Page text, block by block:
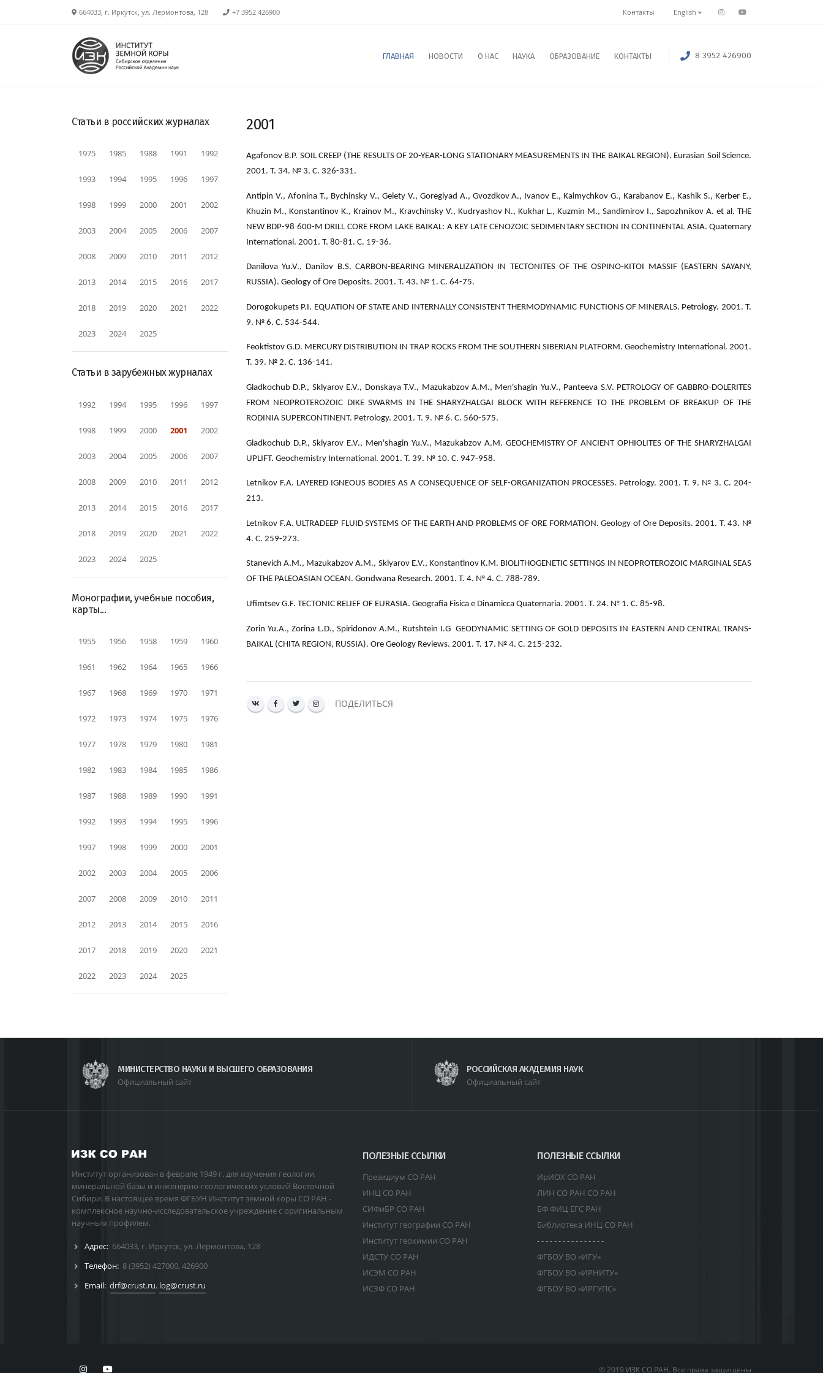
664033, г. Иркутск, ул. Лермонтова, 128 +7 3952 426900 Контакты English
ГЛАВНАЯ НОВОСТИ О НАС НАУКА ОБРАЗОВАНИЕ КОНТАКТЫ 8 3952 426900
Статьи в российских журналах
1975 1985 1988 1991 1992
1993 1994 1995 1996 1997
1998 1999 2000 2001 2002
2003 2004 2005 2006 2007
2008 2009 2010 2011 2012
2013 2014 2015 2016 2017
2018 2019 2020 2021 2022
2023 2024 2025
Статьи в зарубежных журналах
1992 1994 1995 1996 1997
1998 1999 2000 2001 2002
2003 2004 2005 2006 2007
2008 2009 2010 2011 2012
2013 2014 2015 2016 2017
2018 2019 2020 2021 2022
2023 2024 2025
Монографии, учебные пособия,
карты...
1955 1956 1958 1959 1960
1961 1962 1964 1965 1966
1967 1968 1969 1970 1971
1972 1973 1974 1975 1976
1977 1978 1979 1980 1981
1982 1983 1984 1985 1986
1987 1988 1989 1990 1991
1992 1993 1994 1995 1996
1997 1998 1999 2000 2001
2002 2003 2004 2005 2006
2007 2008 2009 2010 2011
2012 2013 2014 2015 2016
2017 2018 2019 2020 2021
2022 2023 2024 2025
2001
Agafonov B.P. SOIL CREEP (THE RESULTS OF 20-YEAR-LONG STATIONARY MEASUREMENTS IN THE BAIKAL REGION). Eurasian Soil Science.
2001. Т. 34. № 3. С. 326-331.
Antipin V., Afonina T., Bychinsky V., Gelety V., Goreglyad A., Gvozdkov A., Ivanov E., Kalmychkov G., Karabanov E., Kashik S., Kerber E.,
Khuzin M., Konstantinov K., Krainov M., Kravchinsky V., Kudryashov N., Kukhar L., Kuzmin M., Sandimirov I., Sapozhnikov A. et al. THE
NEW BDP-98 600-M DRILL CORE FROM LAKE BAIKAL: A KEY LATE CENOZOIC SEDIMENTARY SECTION IN CONTINENTAL ASIA. Quaternary
International. 2001. Т. 80-81. С. 19-36.
Danilova Yu.V., Danilov B.S. CARBON-BEARING MINERALIZATION IN TECTONITES OF THE OSPINO-KITOI MASSIF (EASTERN SAYANY,
RUSSIA). Geology of Ore Deposits. 2001. Т. 43. № 1. С. 64-75.
Dorogokupets P.I. EQUATION OF STATE AND INTERNALLY CONSISTENT THERMODYNAMIC FUNCTIONS OF MINERALS. Petrology. 2001. Т.
9. № 6. С. 534-544.
Feoktistov G.D. MERCURY DISTRIBUTION IN TRAP ROCKS FROM THE SOUTHERN SIBERIAN PLATFORM. Geochemistry International. 2001.
Т. 39. № 2. С. 136-141.
Gladkochub D.P., Sklyarov E.V., Donskaya T.V., Mazukabzov A.M., Men'shagin Yu.V., Panteeva S.V. PETROLOGY OF GABBRO-DOLERITES
FROM NEOPROTEROZOIC DIKE SWARMS IN THE SHARYZHALGAI BLOCK WITH REFERENCE TO THE PROBLEM OF BREAKUP OF THE
RODINIA SUPERCONTINENT. Petrology. 2001. Т. 9. № 6. С. 560-575.
Gladkochub D.P., Sklyarov E.V., Men'shagin Yu.V., Mazukabzov A.M. GEOCHEMISTRY OF ANCIENT OPHIOLITES OF THE SHARYZHALGAI
UPLIFT. Geochemistry International. 2001. Т. 39. № 10. С. 947-958.
Letnikov F.A. LAYERED IGNEOUS BODIES AS A CONSEQUENCE OF SELF-ORGANIZATION PROCESSES. Petrology. 2001. Т. 9. № 3. С. 204-
213.
Letnikov F.A. ULTRADEEP FLUID SYSTEMS OF THE EARTH AND PROBLEMS OF ORE FORMATION. Geology of Ore Deposits. 2001. Т. 43. №
4. С. 259-273.
Stanevich A.M., Mazukabzov A.M., Sklyarov E.V., Konstantinov K.M. BIOLITHOGENETIC SETTINGS IN NEOPROTEROZOIC MARGINAL SEAS
OF THE PALEOASIAN OCEAN. Gondwana Research. 2001. Т. 4. № 4. С. 788-789.
Ufimtsev G.F. TECTONIC RELIEF OF EURASIA. Geografia Fisica e Dinamicca Quaternaria. 2001. Т. 24. № 1. С. 85-98.
Zorin Yu.A., Zorina L.D., Spiridonov A.M., Rutshtein I.G GEODYNAMIC SETTING OF GOLD DEPOSITS IN EASTERN AND CENTRAL TRANS-
BAIKAL (CHITA REGION, RUSSIA). Ore Geology Reviews. 2001. Т. 17. № 4. С. 215-232.
ПОДЕЛИТЬСЯ
МИНИСТЕРСТВО НАУКИ И ВЫСШЕГО ОБРАЗОВАНИЯ
Официальный сайт
РОССИЙСКАЯ АКАДЕМИЯ НАУК
Официальный сайт
Институт организован в феврале 1949 г. для изучения геологии,
минеральной базы и инженерно-геологических условий Восточной
Сибири. В настоящее время ФГБУН Институт земной коры СО РАН -
комплексное научно-исследовательское учреждение с оригинальным
научным профилем.
Адрес: 664033, г. Иркутск, ул. Лермонтова, 128
Телефон: 8 (3952) 427000, 426900
Email: drf@crust.ru, log@crust.ru
ПОЛЕЗНЫЕ ССЫЛКИ
Президиум СО РАН
ИНЦ СО РАН
СИФиБР СО РАН
Институт географии СО РАН
Институт геохимии СО РАН
ИДСТУ СО РАН
ИСЭМ СО РАН
ИСЗФ СО РАН
ПОЛЕЗНЫЕ ССЫЛКИ
ИрИОХ СО РАН
ЛИН СО РАН СО РАН
БФ ФИЦ ЕГС РАН
Библиотека ИНЦ СО РАН
- - - - - - - - - - - - - - - -
ФГБОУ ВО «ИГУ»
ФГБОУ ВО «ИРНИТУ»
ФГБОУ ВО «ИРГУПС»
© 2019 ИЗК СО РАН. Все права защищены